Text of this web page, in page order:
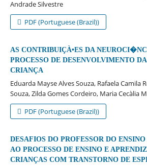
Andrade Silvestre
PDF (Portuguese (Brazil))
AS CONTRIBUIÇÀ•ES DA
PROCESSO DE DESENVOLVIMENTO
CRIANÇA
Eduarda Mayse Alves Souza, Rafaela Camila
Souza, Zilda Gomes Cordeiro, Maria Cecà­lia
PDF (Portuguese (Brazil))
DESAFIOS DO PROFESSOR DO
AO PROCESSO DE ENSINO E
CRIANÇAS COM TRANSTORNO DE